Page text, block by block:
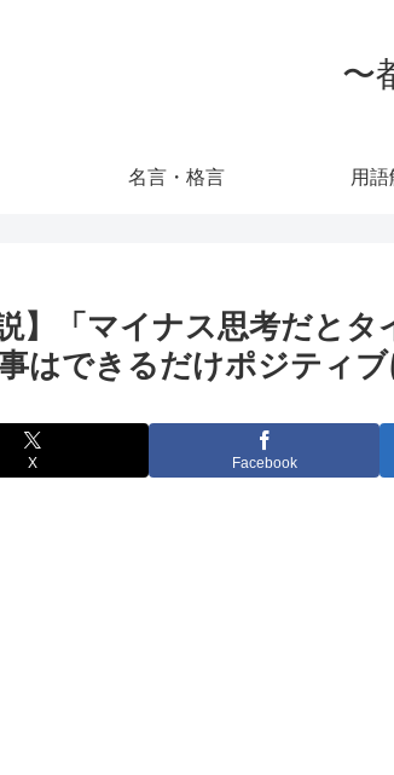
〜
名言・格言 用語
説】「マイナス思考だと
はできるだけポジティ
X Facebook